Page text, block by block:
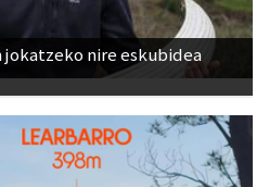
nire eskubidea